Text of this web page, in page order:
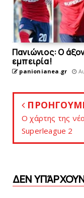
Πανιώνιος: O
εμπειρία!
panionianea.gr
Ο χάρτης της
Superleague 2
ΔΕΝ